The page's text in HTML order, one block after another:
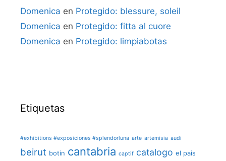
Domenica en Protegido: blessure, soleil
Domenica en Protegido: fitta al cuore
Domenica en Protegido: limpiabotas
Etiquetas
#exhibitions #exposiciones #splendorluna arte artemisia audi
beirut botin cantabria captif catalogo el pais